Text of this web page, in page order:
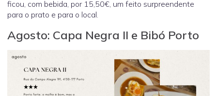
ficou, com bebida, por 15,50€, um feito surpreendente
para o prato e para o local.
Agosto: Capa Negra II e Bibó Porto